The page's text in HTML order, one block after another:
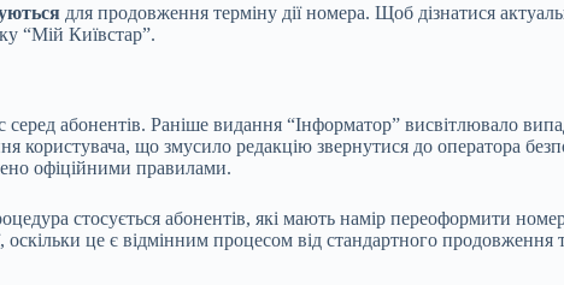
для продовження терміну дії номера. Щоб дізнатися
“Мій Київстар”.
абонентів. Раніше видання “Інформатор” висвітлювало
користувача, що змусило редакцію звернутися до оператора
офіційними правилами.
стосується абонентів, які мають намір переоформити
це є відмінним процесом від стандартного продовження